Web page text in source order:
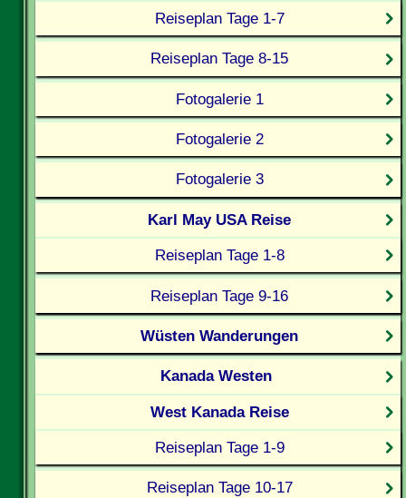
Reiseplan Tage 1-7
Reiseplan Tage 8-15
Fotogalerie 1
Fotogalerie 2
Fotogalerie 3
Karl May USA Reise
Reiseplan Tage 1-8
Reiseplan Tage 9-16
Wüsten Wanderungen
Kanada Westen
West Kanada Reise
Reiseplan Tage 1-9
Reiseplan Tage 10-17